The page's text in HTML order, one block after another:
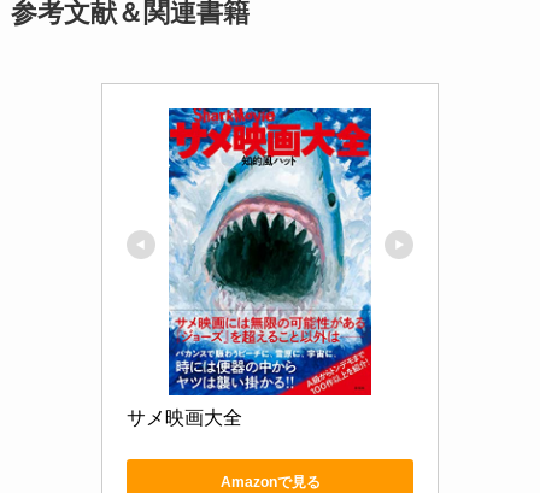
参考文献＆関連書籍
サメ映画大全
Amazonで見る